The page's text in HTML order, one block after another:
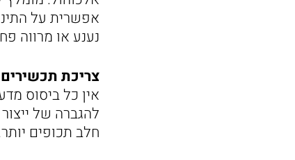
אפשרית על
נענע או מרווה
צריכת תכשירים
אין כל ביסוס
להגברה של
חלב תכופים